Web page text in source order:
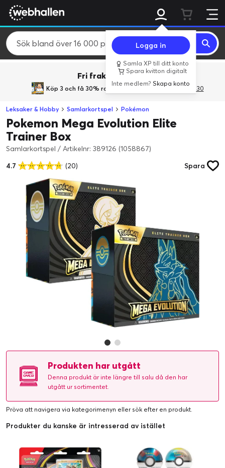
Logga in
Samla XP till ditt konto
Spara kvitton digitalt
Inte medlem?Skapa konto
Fri frakt över 800 kr.
Köp 3 och få 30% rabatt med rabattkoden 3Gives30
Leksaker & Hobby Samlarkortspel Pokémon
Pokemon Mega Evolution Elite
Trainer Box
Samlarkortspel / Artikelnr: 389126 (1058867)
4.7
(20) Spara
Produkten har utgått
Denna produkt är inte längre till salu då den har
utgått ur sortimentet.
Pröva att navigera via kategorimenyn eller sök efter en produkt.
Produkter du kanske är intresserad av istället